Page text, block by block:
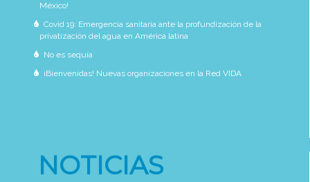
México!
Covid 19: Emergencia sanitaria ante la profundización de la
privatización del agua en América latina
No es sequía
¡Bienvenidas! Nuevas organizaciones en la Red VIDA
NOTICIAS